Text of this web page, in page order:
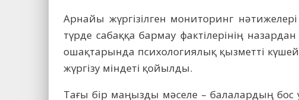
Арнайы жүргізілген мониторинг
түрде сабаққа бармау фактілерінің
ошақтарында психологиялық қызметті
жүргізу міндеті қойылды.
Тағы бір маңызды мәселе – балалардың